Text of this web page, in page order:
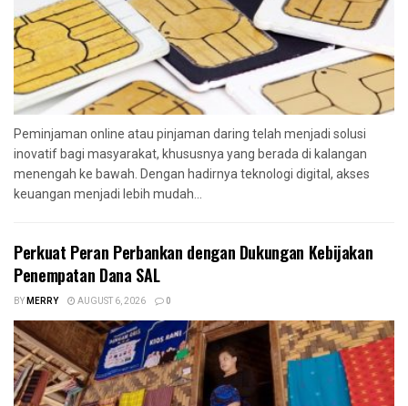
Peminjaman online atau pinjaman daring telah menjadi solusi
inovatif bagi masyarakat, khususnya yang berada di kalangan
menengah ke bawah. Dengan hadirnya teknologi digital, akses
keuangan menjadi lebih mudah...
Perkuat Peran Perbankan dengan Dukungan Kebijakan
Penempatan Dana SAL
BYMERRY AUGUST 6, 2026 0